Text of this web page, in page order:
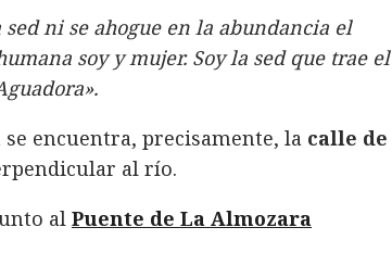
ni se ahogue en la abundancia el
soy y mujer. Soy la sed que trae el
encuentra, precisamente, la calle de
al río.
al Puente de La Almozara